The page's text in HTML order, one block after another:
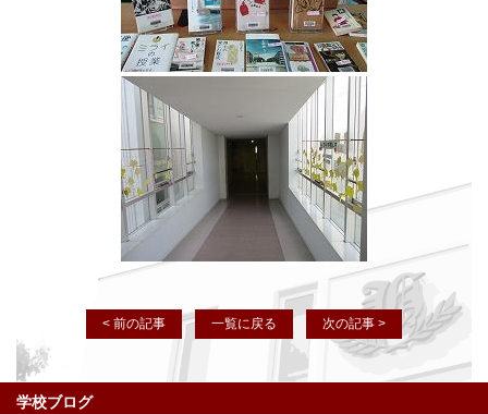
< 前の記事 一覧に戻る 次の記事 >
学校ブログ